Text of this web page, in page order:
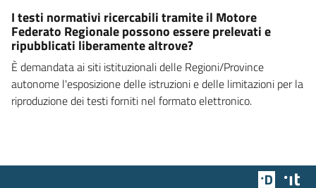
I testi normativi ricercabili tramite il Motore
Federato Regionale possono essere prelevati e
ripubblicati liberamente altrove?
È demandata ai siti istituzionali delle Regioni/Province
autonome l'esposizione delle istruzioni e delle limitazioni per la
riproduzione dei testi forniti nel formato elettronico.
Team